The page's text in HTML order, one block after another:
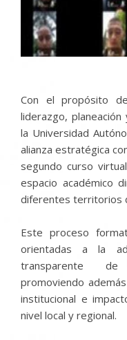
Con el propósito
liderazgo,
la Universidad
alianza estratégica
segundo curso
espacio académico
diferentes territorios
Este proceso
orientadas a la
transparente de
promoviendo
institucional e
nivel local y regional.